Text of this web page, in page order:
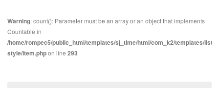
Warning: count(): Parameter must be an array or an object that implements
Countable in
/home/rompec5/public_html/templates/sj_time/html/com_k2/templates/
style/item.phpon line 293